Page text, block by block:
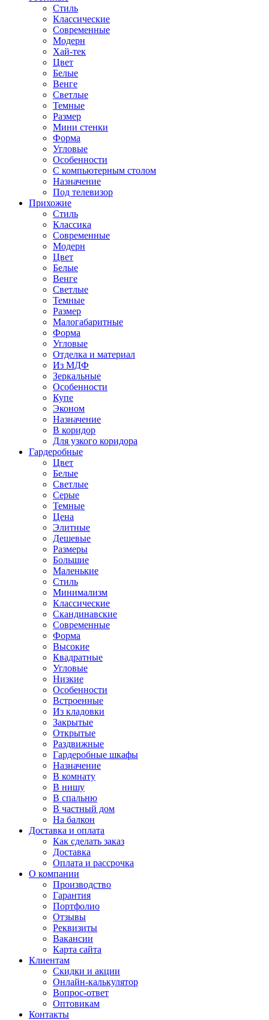
Стиль
Классические
Современные
Модерн
Хай-тек
Цвет
Белые
Венге
Светлые
Темные
Размер
Мини стенки
Форма
Угловые
Особенности
С компьютерным столом
Назначение
Под телевизор
Прихожие
Стиль
Классика
Современные
Модерн
Цвет
Белые
Венге
Светлые
Темные
Размер
Малогабаритные
Форма
Угловые
Отделка и материал
Из МДФ
Зеркальные
Особенности
Купе
Эконом
Назначение
В коридор
Для узкого коридора
Гардеробные
Цвет
Белые
Светлые
Серые
Темные
Цена
Элитные
Дешевые
Размеры
Большие
Маленькие
Стиль
Минимализм
Классические
Скандинавские
Современные
Форма
Высокие
Квадратные
Угловые
Низкие
Особенности
Встроенные
Из кладовки
Закрытые
Открытые
Раздвижные
Гардеробные шкафы
Назначение
В комнату
В нишу
В спальню
В частный дом
На балкон
Доставка и оплата
Как сделать заказ
Доставка
Оплата и рассрочка
О компании
Производство
Гарантия
Портфолио
Отзывы
Реквизиты
Вакансии
Карта сайта
Клиентам
Скидки и акции
Онлайн-калькулятор
Вопрос-ответ
Оптовикам
Контакты